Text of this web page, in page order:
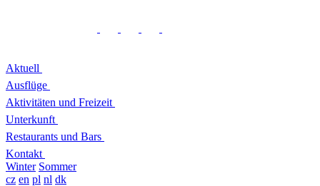
Aktuell
Ausflüge
Aktivitäten und Freizeit
Unterkunft
Restaurants und Bars
Kontakt
Winter Sommer
cz en pl nl dk